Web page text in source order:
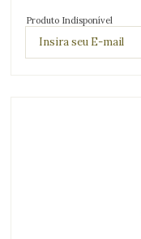
Produto Indisponível